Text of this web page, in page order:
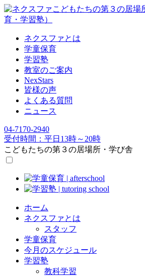
ネクスファとは
学童保育
学習塾
教室のご案内
NexStars
皆様の声
よくある質問
ニュース
04-7170-2940
受付時間：平日13時～20時
こどもたちの第３の居場所・学び舎
ホーム
ネクスファとは
スタッフ
学童保育
今月のスケジュール
学習塾
教科学習